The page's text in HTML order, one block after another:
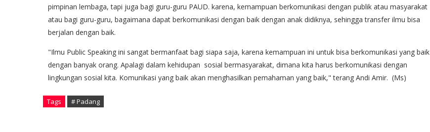
pimpinan lembaga, tapi juga bagi guru-guru PAUD. karena, kemampuan berkomunikasi dengan publik atau masyarakat
atau bagi guru-guru, bagaimana dapat berkomunikasi dengan baik dengan anak didiknya, sehingga transfer ilmu bisa
berjalan dengan baik.
"Ilmu Public Speaking ini sangat bermanfaat bagi siapa saja, karena kemampuan ini untuk bisa berkomunikasi yang baik
dengan banyak orang. Apalagi dalam kehidupan sosial bermasyarakat, dimana kita harus berkomunikasi dengan
lingkungan sosial kita. Komunikasi yang baik akan menghasilkan pemahaman yang baik," terang Andi Amir. (Ms)
Tags # Padang